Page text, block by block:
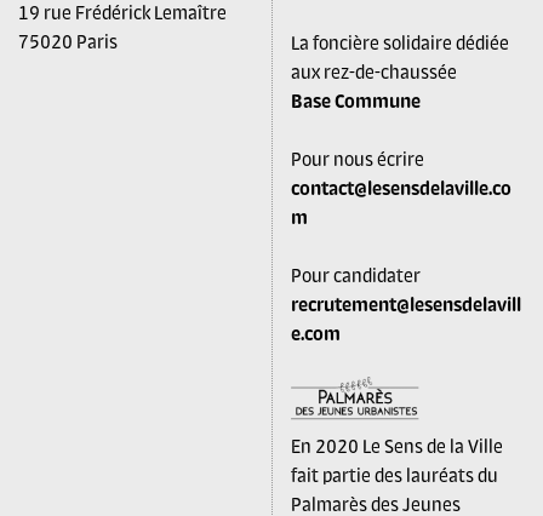
19 rue Frédérick Lemaître
75020 Paris
La foncière solidaire dédiée
aux rez-de-chaussée
Base Commune
Pour nous écrire
contact@lesensdelaville.co
m
Pour candidater
recrutement@lesensdelavill
e.com
En 2020 Le Sens de la Ville
fait partie des lauréats du
Palmarès des Jeunes